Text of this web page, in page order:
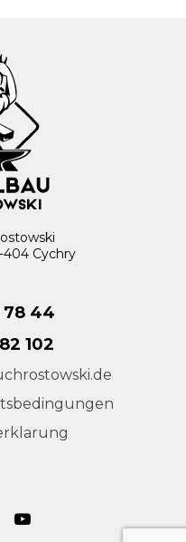
404 Cychry
78 44
82 102